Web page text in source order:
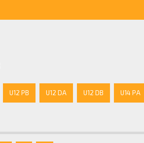
U12 PB U12 DA U12 DB U14 PA